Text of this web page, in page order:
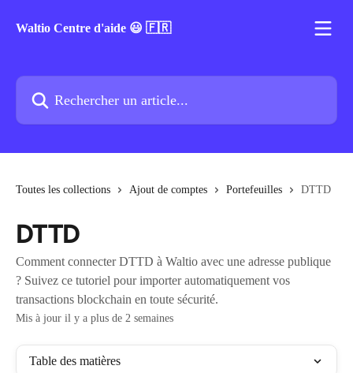
Waltio Centre d'aide 😃 🇫🇷
Rechercher un article...
Toutes les collections Ajout de comptes Portefeuilles DTTD
DTTD
Comment connecter DTTD à Waltio avec une adresse publique
? Suivez ce tutoriel pour importer automatiquement vos
transactions blockchain en toute sécurité.
Mis à jour il y a plus de 2 semaines
Table des matières